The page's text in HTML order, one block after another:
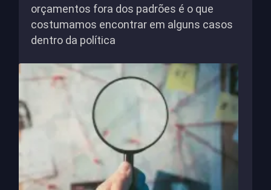
orçamentos fora dos padrões é o que
costumamos encontrar em alguns casos
dentro da política